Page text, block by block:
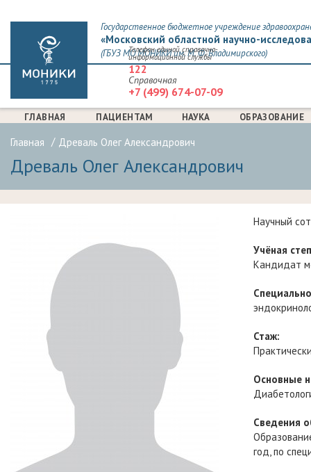
Государственное бюджетное учреждение
«Московский областной научно-
(ГБУЗ МО МОНИКИ им. М. Ф. Владимирского)
Телефон единой справочно-
информационной службы
122
Справочная
+7 (499) 674-07-09
ГЛАВНАЯ ПАЦИЕНТАМ НАУКА ОБРАЗОВАНИЕ
Главная Древаль Олег Александрович
Древаль Олег Александрович
Научный
Учёная
Кандидат
Стаж:
Основные
Сведения
год, по